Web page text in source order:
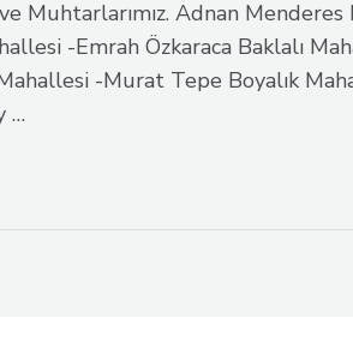
Muhtarlarımız. Adnan
-Emrah Özkaraca Baklalı
-Murat Tepe Boyalık
…